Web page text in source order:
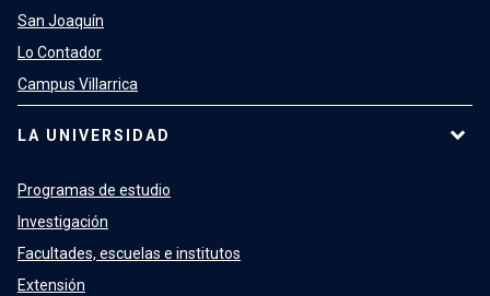
San Joaquín
Lo Contador
Campus Villarrica
LA UNIVERSIDAD
Programas de estudio
Investigación
Facultades, escuelas e institutos
Extensión